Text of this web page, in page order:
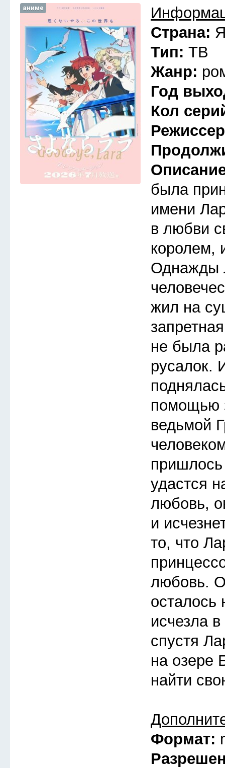
аниме
Страна:
Тип: ТВ
Жанр:
Год
Кол
была
имени
в любви
королем,
Однажды
жил на
не была
русалок.
помощью
ведьмой
удастся
любовь,
и
то, что
любовь.
осталось
исчезла
спустя
на озере
найти
Формат: